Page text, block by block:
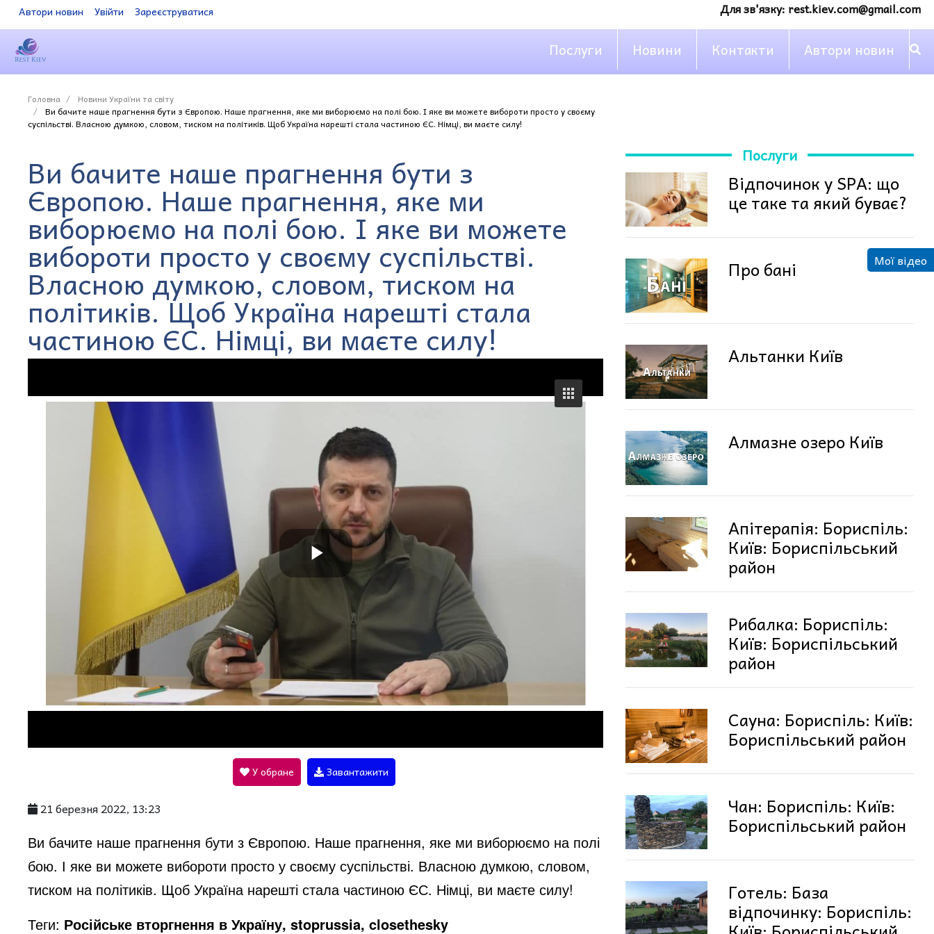
Автори новин Увійти Зареєструватися Для зв'язку: rest.kiev.com@gmail.com
Послуги Новини Контакти Автори новин
Головна
Новини України та світу
Ви бачите наше прагнення бути з Європою. Наше прагнення, яке ми виборюємо на полі бою. І яке ви можете вибороти просто у своєму
суспільстві. Власною думкою, словом, тиском на політиків. Щоб Україна нарешті стала частиною ЄС. Німці, ви маєте силу!
Ви бачите наше прагнення бути з
Європою. Наше прагнення, яке ми
виборюємо на полі бою. І яке ви можете
вибороти просто у своєму суспільстві.
Власною думкою, словом, тиском на
політиків. Щоб Україна нарешті стала
частиною ЄС. Німці, ви маєте силу!
P
a
y
V
d
e
У обране Завантажити
21 березня 2022, 13:23
Ви бачите наше прагнення бути з Європою. Наше прагнення, яке ми виборюємо на полі
бою. І яке ви можете вибороти просто у своєму суспільстві. Власною думкою, словом,
тиском на політиків. Щоб Україна нарешті стала частиною ЄС. Німці, ви маєте силу!
Теги: Російське вторгнення в Україну, stoprussia, closethesky
Послуги
Відпочинок у SPA: що
це таке та який буває?
Про бані
Альтанки Київ
Алмазне озеро Київ
Апітерапія: Бориспіль:
Київ: Бориспільський
район
Рибалка: Бориспіль:
Київ: Бориспільський
район
Сауна: Бориспіль: Київ:
Бориспільський район
Чан: Бориспіль: Київ:
Бориспільський район
Готель: База
відпочинку: Бориспіль:
Мої відео